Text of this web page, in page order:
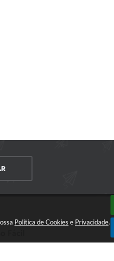
Política de Cookies e Privacidade.